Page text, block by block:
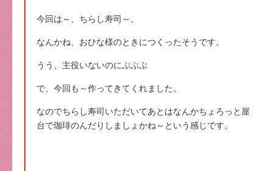
今回は～、ちらし寿司～。
なんかね、おひな様のときにつくったそうです。
うう、主役いないのにぷぷぷ
で、今回も～作ってきてくれました。
なのでちらし寿司いただいてあとはなんかちょろっと屋
台で珈琲のんだりしましょかね～という感じです。